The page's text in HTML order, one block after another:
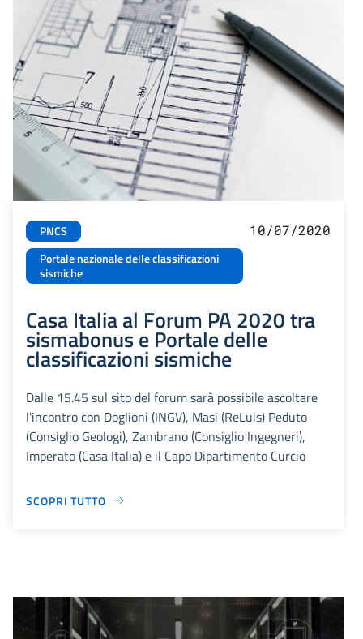
PNCS
Portale nazionale delle classificazioni
sismiche
10/07/2020
Casa Italia al Forum PA 2020 tra
sismabonus e Portale delle
classificazioni sismiche
Dalle 15.45 sul sito del forum sarà possibile ascoltare
l'incontro con Doglioni (INGV), Masi (ReLuis) Peduto
(Consiglio Geologi), Zambrano (Consiglio Ingegneri),
Imperato (Casa Italia) e il Capo Dipartimento Curcio
SCOPRI TUTTO